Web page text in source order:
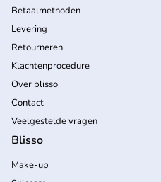
Betaalmethoden
Levering
Retourneren
Klachtenprocedure
Over blisso
Contact
Veelgestelde vragen
Blisso
Make-up